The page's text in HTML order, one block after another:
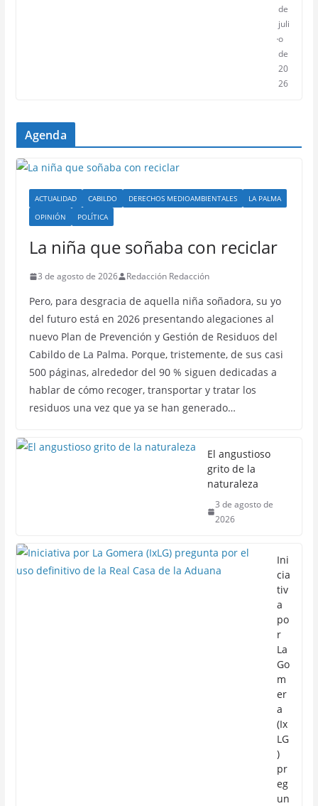
de
juli
o
de
20
26
Agenda
ACTUALIDAD CABILDO DERECHOS MEDIOAMBIENTALES
LA PALMA
OPINIÓN
POLÍTICA
La niña que soñaba con reciclar
3 de agosto de 2026 Redacción Redacción
Pero, para desgracia de aquella niña soñadora, su yo
del futuro está en 2026 presentando alegaciones al
nuevo Plan de Prevención y Gestión de Residuos del
Cabildo de La Palma. Porque, tristemente, de sus casi
500 páginas, alrededor del 90 % siguen dedicadas a
hablar de cómo recoger, transportar y tratar los
residuos una vez que ya se han generado…
El angustioso
grito de la
naturaleza
3 de agosto de
2026
Ini
cia
tiv
a
po
r
La
Go
m
er
a
(Ix
LG
)
pr
eg
un